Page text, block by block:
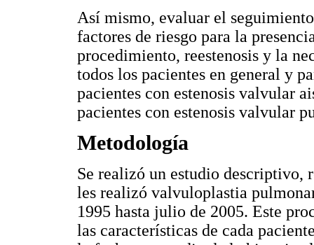
Así mismo, evaluar el
factores de riesgo para la
procedimiento, reestenosis y la
todos los pacientes en general y
pacientes con estenosis valvular
pacientes con estenosis valvular
Metodología
Se realizó un estudio descriptivo,
les realizó valvuloplastia
1995 hasta julio de 2005. Este
las características de cada